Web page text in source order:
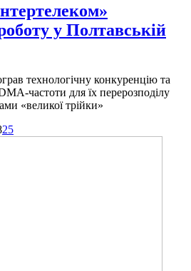
у Полтавській
технологічну конкуренцію та
частоти для їх перерозподілу
«великої трійки»
25